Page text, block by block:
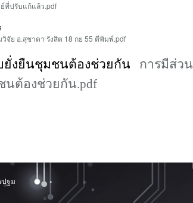
ที่ปรับแก้แล้ว.pdf
จัย อ.สุชาดา รังสิต 18 กย 55 ตีพิมพ์.pdf
ยั่งยืนชุมชนต้องช่วยกัน การมีส่วน
นต้องช่วยกัน.pdf
ปฐม